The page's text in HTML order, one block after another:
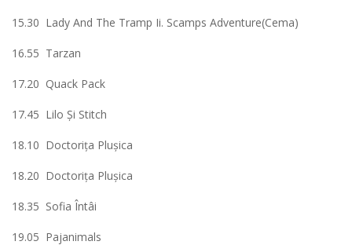
15.30 Lady And The Tramp Ii. Scamps Adventure(Cema)
16.55 Tarzan
17.20 Quack Pack
17.45 Lilo Şi Stitch
18.10 Doctoriţa Pluşica
18.20 Doctoriţa Pluşica
18.35 Sofia Întâi
19.05 Pajanimals